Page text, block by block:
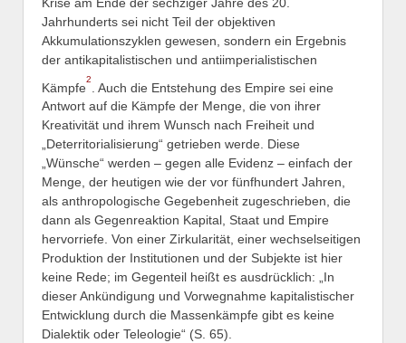
Jahrhunderts sei nicht Teil der objektiven
Akkumulationszyklen gewesen, sondern ein Ergebnis
der antikapitalistischen und antiimperialistischen
Kämpfe
2
. Auch die Entstehung des Empire sei eine
Antwort auf die Kämpfe der Menge, die von ihrer
Kreativität und ihrem Wunsch nach Freiheit und
„Deterritorialisierung“ getrieben werde. Diese
„Wünsche“ werden – gegen alle Evidenz – einfach der
Menge, der heutigen wie der vor fünfhundert Jahren,
als anthropologische Gegebenheit zugeschrieben, die
dann als Gegenreaktion Kapital, Staat und Empire
hervorriefe. Von einer Zirkularität, einer wechselseitigen
Produktion der Institutionen und der Subjekte ist hier
keine Rede; im Gegenteil heißt es ausdrücklich: „In
dieser Ankündigung und Vorwegnahme kapitalistischer
Entwicklung durch die Massenkämpfe gibt es keine
Dialektik oder Teleologie“ (S. 65).